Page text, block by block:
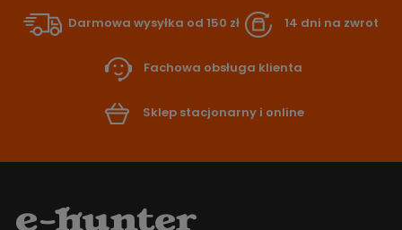
Darmowa wysyłka od 150 zł 14 dni na zwrot
Fachowa obsługa klienta
Sklep stacjonarny i online